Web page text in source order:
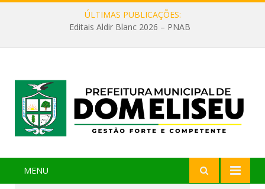
ÚLTIMAS PUBLICAÇÕES:
Editais Aldir Blanc 2026 – PNAB
MENU